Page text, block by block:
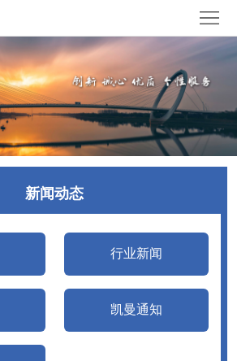
新闻动态
行业新闻
凯曼通知